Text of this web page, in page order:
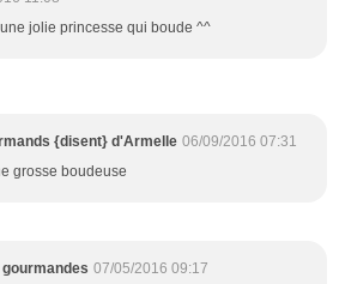
jolie princesse qui boude ^^
{disent} d'Armelle 06/09/2016 07:31
grosse boudeuse
07/05/2016 09:17